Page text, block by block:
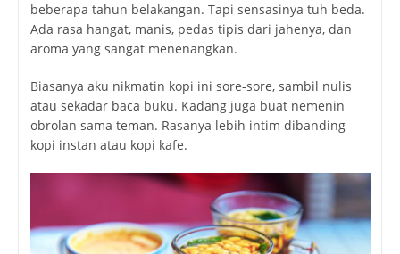
beberapa tahun belakangan. Tapi sensasinya tuh beda.
Ada rasa hangat, manis, pedas tipis dari jahenya, dan
aroma yang sangat menenangkan.
Biasanya aku nikmatin kopi ini sore-sore, sambil nulis
atau sekadar baca buku. Kadang juga buat nemenin
obrolan sama teman. Rasanya lebih intim dibanding
kopi instan atau kopi kafe.